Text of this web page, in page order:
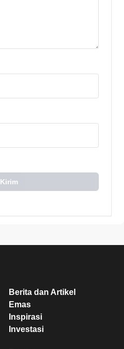
Kirim
Berita dan Artikel
Emas
Inspirasi
Investasi